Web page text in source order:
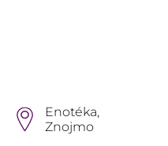
Enotéka,
Znojmo